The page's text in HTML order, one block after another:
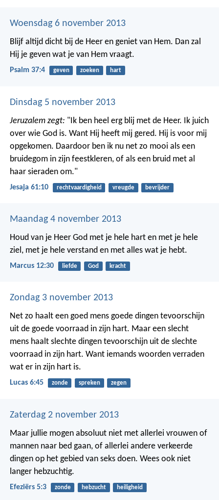
Woensdag 6 november 2013
Blijf altijd dicht bij de Heer en geniet van Hem. Dan zal
Hij je geven wat je van Hem vraagt.
Psalm 37:4 geven zoeken hart
Dinsdag 5 november 2013
Jeruzalem zegt: "Ik ben heel erg blij met de Heer. Ik juich
over wie God is. Want Hij heeft mij gered. Hij is voor mij
opgekomen. Daardoor ben ik nu net zo mooi als een
bruidegom in zijn feestkleren, of als een bruid met al
haar sieraden om."
Jesaja 61:10 rechtvaardigheid vreugde bevrijder
Maandag 4 november 2013
Houd van je Heer God met je hele hart en met je hele
ziel, met je hele verstand en met alles wat je hebt.
Marcus 12:30 liefde God kracht
Zondag 3 november 2013
Net zo haalt een goed mens goede dingen tevoorschijn
uit de goede voorraad in zijn hart. Maar een slecht
mens haalt slechte dingen tevoorschijn uit de slechte
voorraad in zijn hart. Want iemands woorden verraden
wat er in zijn hart is.
Lucas 6:45 zonde spreken zegen
Zaterdag 2 november 2013
Maar jullie mogen absoluut niet met allerlei vrouwen of
mannen naar bed gaan, of allerlei andere verkeerde
dingen op het gebied van seks doen. Wees ook niet
langer hebzuchtig.
Efeziërs 5:3 zonde hebzucht heiligheid